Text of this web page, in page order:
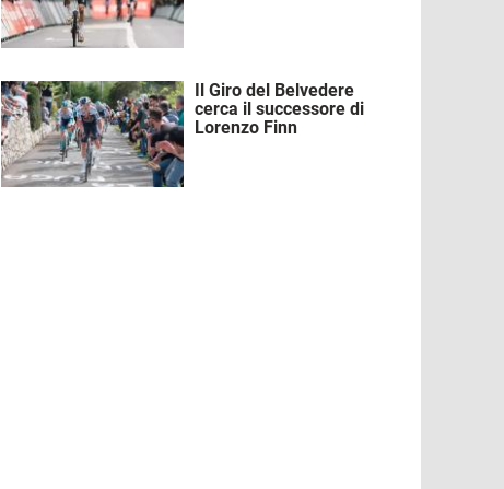
Immagine
Il Giro del Belvedere
cerca il successore di
Lorenzo Finn